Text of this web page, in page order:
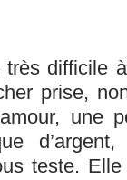
difficile
prise,
une
teste.